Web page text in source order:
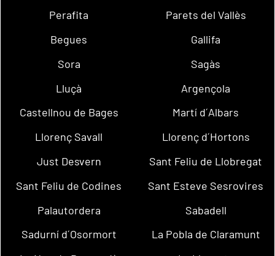
Perafita
Parets del Vallès
Begues
Gallifa
Sora
Sagàs
Lluçà
Argençola
Castellnou de Bages
Martí d´Albars
Llorenç Savall
Llorenç d´Hortons
Just Desvern
Sant Feliu de Llobregat
Sant Feliu de Codines
Sant Esteve Sesrovires
Palautordera
Sabadell
Sadurní d´Osormort
La Pobla de Claramunt